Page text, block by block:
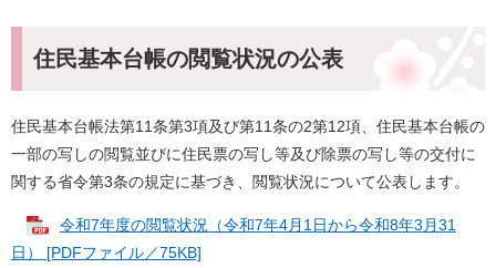
住民基本台帳の閲覧状況の公表
住民基本台帳法第11条第3項及び第11条の2第12項、住民基本台帳の
一部の写しの閲覧並びに住民票の写し等及び除票の写し等の交付に
関する省令第3条の規定に基づき、閲覧状況について公表します。
令和7年度の閲覧状況（令和7年4月1日から令和8年3月31
日） [PDFファイル／75KB]